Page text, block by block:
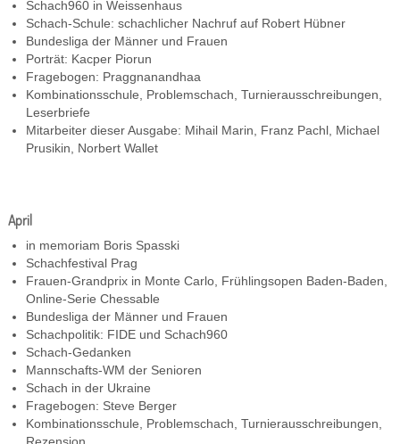
Schach960 in Weissenhaus
Schach-Schule: schachlicher Nachruf auf Robert Hübner
Bundesliga der Männer und Frauen
Porträt: Kacper Piorun
Fragebogen: Praggnanandhaa
Kombinationsschule, Problemschach, Turnierausschreibungen,
Leserbriefe
Mitarbeiter dieser Ausgabe: Mihail Marin, Franz Pachl, Michael
Prusikin, Norbert Wallet
April
in memoriam Boris Spasski
Schachfestival Prag
Frauen-Grandprix in Monte Carlo, Frühlingsopen Baden-Baden,
Online-Serie Chessable
Bundesliga der Männer und Frauen
Schachpolitik: FIDE und Schach960
Schach-Gedanken
Mannschafts-WM der Senioren
Schach in der Ukraine
Fragebogen: Steve Berger
Kombinationsschule, Problemschach, Turnierausschreibungen,